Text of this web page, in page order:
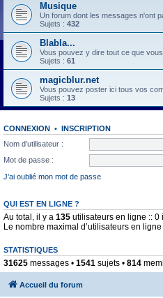
Musique
Un forum dont les messages n'ont
Sujets : 432
Blabla...
Vous pouvez y dire tout ce que
Sujets : 61
magicblur.net
Vous pouvez poster ici tous vos
Sujets : 13
CONNEXION • INSCRIPTION
Nom d’utilisateur :
Mot de passe :
J’ai oublié mon mot de passe
QUI EST EN LIGNE ?
Au total, il y a 135 utilisateurs en ligne :: 0
Le nombre maximal d’utilisateurs en
STATISTIQUES
31625 messages • 1541 sujets • 814
Accueil du forum